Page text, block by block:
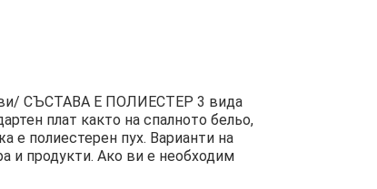
СЪСТАВА Е ПОЛИЕСТЕР 3 вида
плат както на спалното бельо,
полиестерен пух. Варианти на
и продукти. Ако ви е необходим